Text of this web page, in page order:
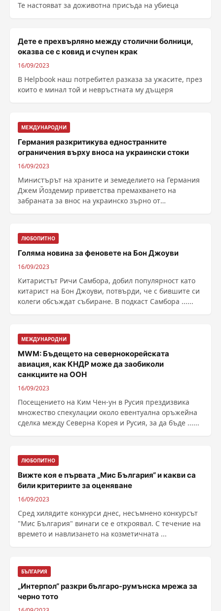
Те настояват за доживотна присъда на убиеца
Дете е прехвърляно между столични болници,
оказва се с ковид и счупен крак
16/09/2023
В Helpbook наш потребител разказа за ужасите, през
които е минал той и невръстната му дъщеря
МЕЖДУНАРОДНИ
Германия разкритикува едностранните
ограничения върху вноса на украински стоки
16/09/2023
Министърът на храните и земеделието на Германия
Джем Йоздемир приветства премахването на
забраната за внос на украинско зърно от
ЛЮБОПИТНО
Голяма новина за феновете на Бон Джоуви
16/09/2023
Китаристът Ричи Самбора, добил популярност като
китарист на Бон Джоуви, потвърди, че с бившите си
колеги обсъждат събиране. В подкаст Самбора ......
МЕЖДУНАРОДНИ
MWM: Бъдещето на севернокорейската
авиация, как КНДР може да заобиколи
санкциите на ООН
16/09/2023
Посещението на Ким Чен-ун в Русия прездизвика
множество спекулации около евентуална оръжейна
сделка между Северна Корея и Русия, за да бъде ......
ЛЮБОПИТНО
Вижте коя e първата „Мис България“ и какви са
били критериите за оценяване
16/09/2023
Сред хилядите конкурси днес, несъмнено конкурсът
"Мис България" винаги се е откроявал. С течение на
времето и навлизането на козметичната ...
БЪЛГАРИЯ
„Интерпол“ разкри българо-румънска мрежа за
черно тото